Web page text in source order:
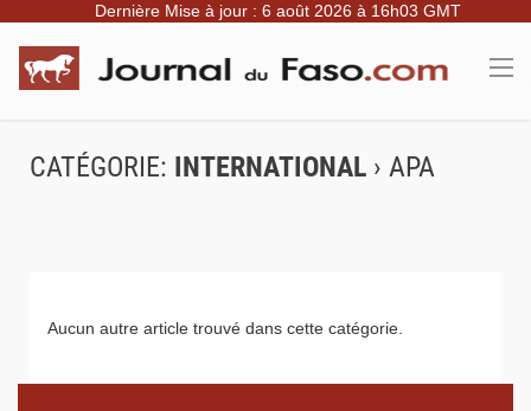
Dernière Mise à jour : 6 août 2026 à 16h03 GMT
CATÉGORIE: INTERNATIONAL › APA
Aucun autre article trouvé dans cette catégorie.